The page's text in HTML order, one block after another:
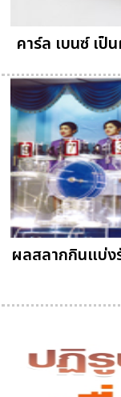
คาร์ล เบนซ์ เป็
ผลสลากกินแบ่ง